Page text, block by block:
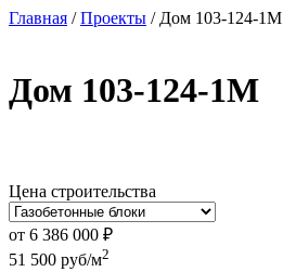
Главная /Проекты / Дом 103-124-1М
Дом 103-124-1М
Цена строительства
от 6 386 000 ₽
51 500 руб/м2